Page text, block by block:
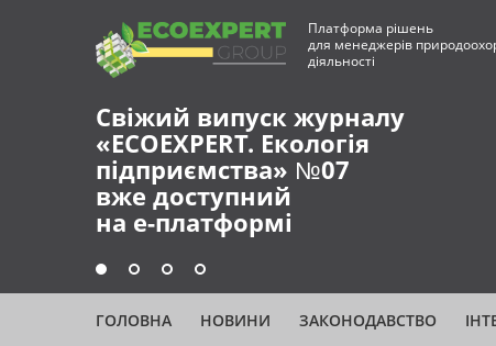
Свіжий випуск журналу
«ECOEXPERT. Екологія
підприємства» №07
вже доступний
на е-платформі
Платформа рішень
для менеджерів
діяльності
ГОЛОВНА НОВИНИ ЗАКОНОДАВСТВО